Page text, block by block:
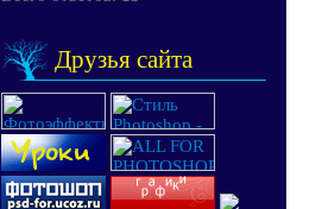
Друзья сайта